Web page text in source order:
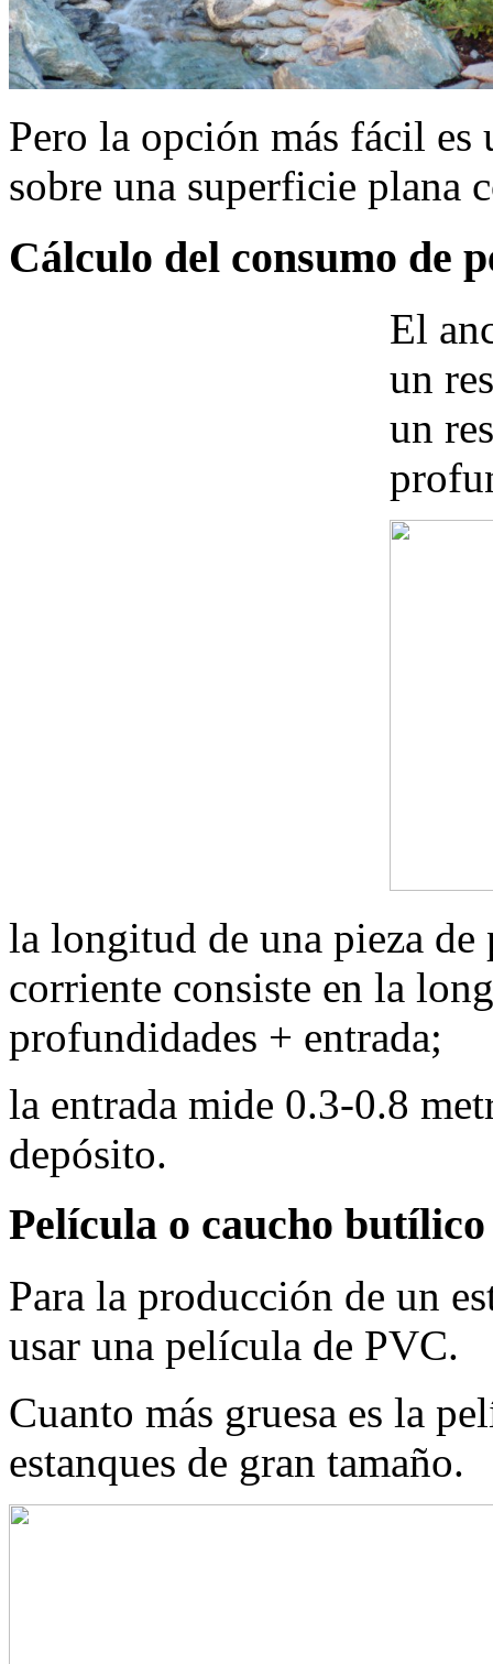
Pero la opción más fácil
sobre una superficie plana
Cálculo del consumo de
El
un
un
la longitud de una pieza
corriente consiste en la
profundidades + entrada;
la entrada mide 0.3-0.8
depósito.
Película o caucho butílico
Para la producción de un
usar una película de PVC.
Cuanto más gruesa es la
estanques de gran tamaño.